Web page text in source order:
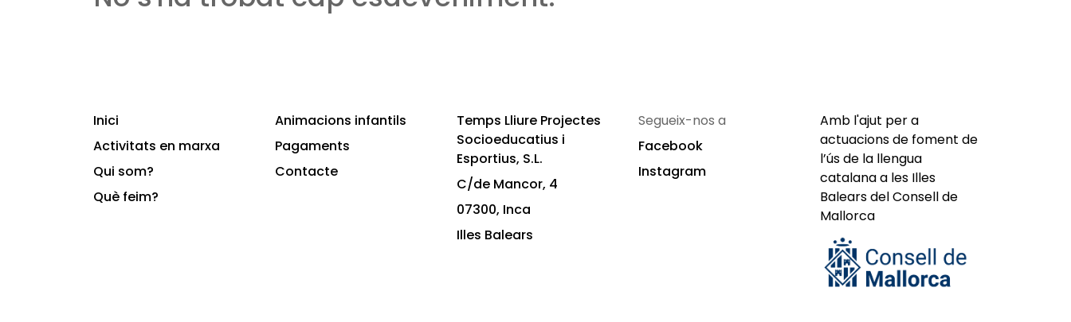
Inici
Activitats en marxa
Qui som?
Què feim?
Animacions infantils
Pagaments
Contacte
Temps Lliure Projectes
Socioeducatius i
Esportius, S.L.
C/de Mancor, 4
07300, Inca
Illes Balears
Segueix-nos a
Facebook
Instagram
Amb l'ajut per a
actuacions de foment de
l’ús de la llengua
catalana a les Illes
Balears del Consell de
Mallorca